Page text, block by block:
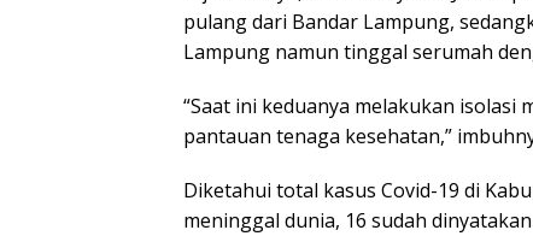
pulang dari Bandar Lampung,
Lampung namun tinggal serumah
“Saat ini keduanya melakukan isolasi
pantauan tenaga kesehatan,”
Diketahui total kasus Covid-19 di
meninggal dunia, 16 sudah